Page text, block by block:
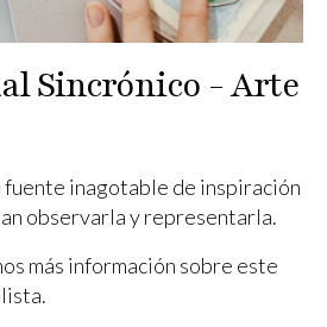
Sincrónico - Arte
fuente inagotable de inspiración
observarla y representarla.
más información sobre este